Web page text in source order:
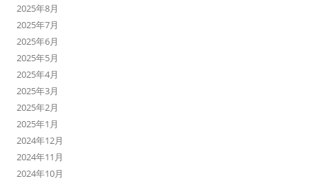
2025年8月
2025年7月
2025年6月
2025年5月
2025年4月
2025年3月
2025年2月
2025年1月
2024年12月
2024年11月
2024年10月